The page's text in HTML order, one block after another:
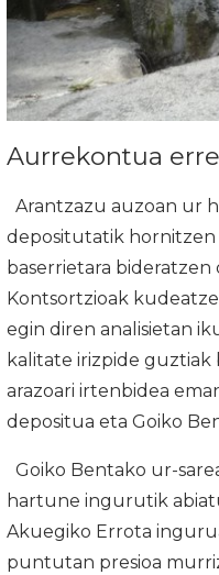
Aurrekontua
Arantzazu auzoan ur
depositutatik hornitzen
baserrietara
Kontsortzioak
egin diren analisietan
kalitate irizpide
arazoari irtenbidea
depositua eta Goiko
Goiko Bentako ur-
hartune ingurutik
Akuegiko Errota
puntutan presioa